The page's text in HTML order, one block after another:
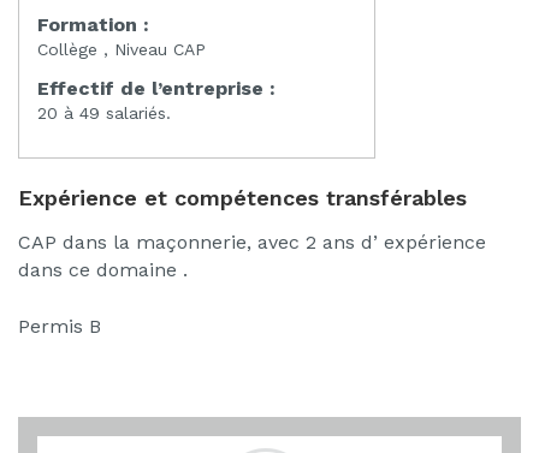
Formation :
Collège , Niveau CAP
Effectif de l’entreprise :
20 à 49 salariés.
Expérience et compétences transférables
CAP dans la maçonnerie, avec 2 ans d’ expérience
dans ce domaine .
Permis B